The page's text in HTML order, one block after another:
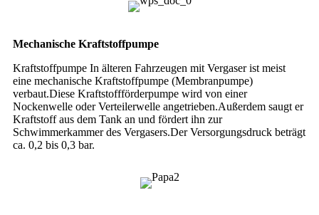
Mechanische Kraftstoffpumpe
Kraftstoffpumpe In älteren Fahrzeugen mit Vergaser ist meist
eine mechanische Kraftstoffpumpe (Membranpumpe)
verbaut.Diese Kraftstoffförderpumpe wird von einer
Nockenwelle oder Verteilerwelle angetrieben.Außerdem saugt er
Kraftstoff aus dem Tank an und fördert ihn zur
Schwimmerkammer des Vergasers.Der Versorgungsdruck beträgt
ca. 0,2 bis 0,3 bar.